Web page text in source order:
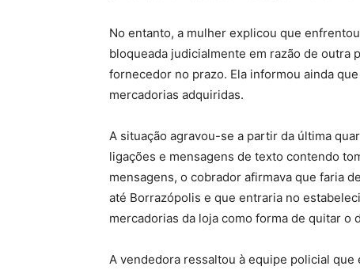
No entanto, a mulher explicou que
bloqueada judicialmente em razão de outra
fornecedor no prazo. Ela informou ainda
mercadorias adquiridas.
A situação agravou-se a partir da última
ligações e mensagens de texto contendo
mensagens, o cobrador afirmava que faria
até Borrazópolis e que entraria no
mercadorias da loja como forma de quitar o
A vendedora ressaltou à equipe policial